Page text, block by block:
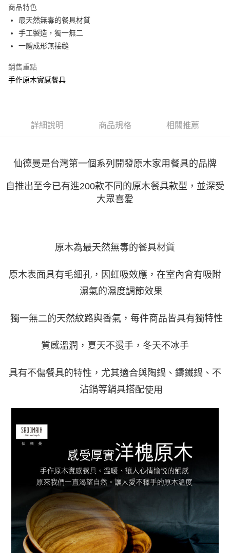
每筆NT$75，滿NT$1,199(含以上)免運費
7-11取貨（下單付款）後，現貨商品將於 3 個工作天內寄出
（不含訂購當天與例假日）
商品特色
最天然無毒的餐具材質
手工製造，獨一無二
一體成形無接縫
銷售重點
手作原木實感餐具
詳細說明 商品規格 相關推薦
仙德曼是台灣第一個系列開發原木家用餐具的品牌
自推出至今已有進200款不同的原木餐具款型，並深受
大眾喜愛
原木為最天然無毒的餐具材質
原木表面具有毛細孔，因虹吸效應，在室內會有吸附
濕氣的濕度調節效果
獨一無二的天然紋路與香氣，每件商品皆具有獨特性
質感溫潤，夏天不燙手，冬天不冰手
具有不傷餐具的特性，尤其適合與陶鍋、鑄鐵鍋、不
沾鍋等鍋具搭配使用